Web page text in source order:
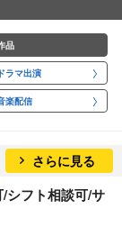
品
ドラマ出演
楽配信
さらに見る
/シフト相談可/サ